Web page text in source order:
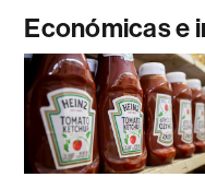
Económicas e